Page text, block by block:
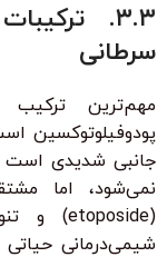
۳.۳.
سرطانی
مهم‌ترین
پودوفیلوتوکسین
جانبی شدیدی است
نمی‌شود، اما
شیمی‌درمانی